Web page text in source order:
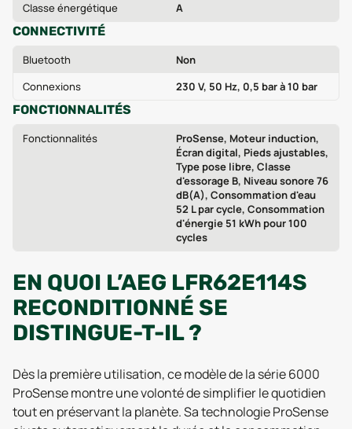
Classe énergétique
A
CONNECTIVITÉ
Bluetooth
Non
Connexions
230 V, 50 Hz, 0,5 bar à 10 bar
FONCTIONNALITÉS
Fonctionnalités
ProSense, Moteur induction,
Écran digital, Pieds ajustables,
Type pose libre, Classe
d'essorage B, Niveau sonore 76
dB(A), Consommation d'eau
52 L par cycle, Consommation
d'énergie 51 kWh pour 100
cycles
EN QUOI L’AEG LFR62E114S
RECONDITIONNÉ SE
DISTINGUE-T-IL ?
Dès la première utilisation, ce modèle de la série 6000
ProSense montre une volonté de simplifier le quotidien
tout en préservant la planète. Sa technologie ProSense